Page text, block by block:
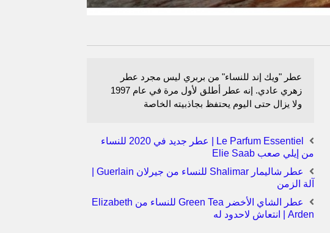
عطر "ويك إند للنساء" من بربري ليس مجرد عطر
زهري عادي. إنه عطر أطلق لأول مرة في عام 1997
ولا يزال حتى اليوم يحتفظ بجاذبيته الخاصة
Le Parfum Essentiel | عطر جديد في 2020 للنساء
من إيلي صعب Elie Saab
آلة الزمن
عطر الشاي الأخضر Green Tea للنساء من Elizabeth
Arden | انتعاش لاحدود له